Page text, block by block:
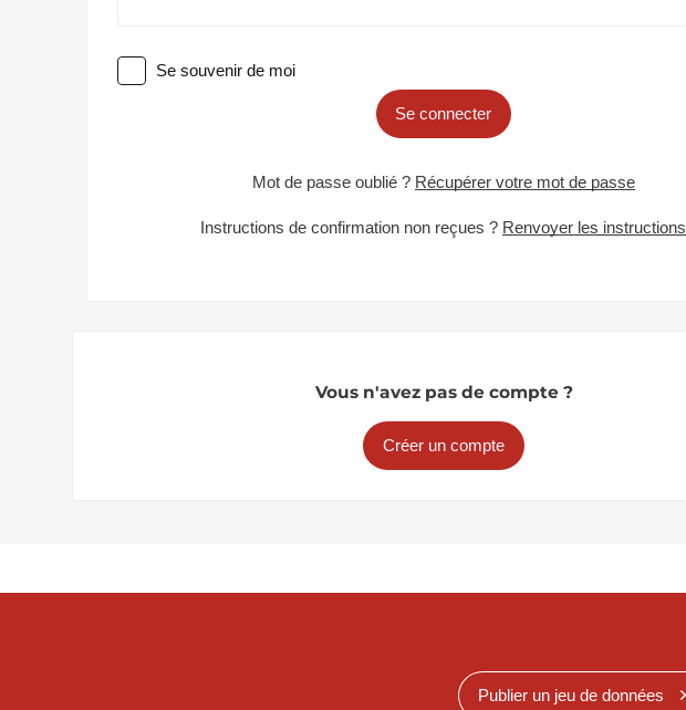
Se souvenir de moi
Se connecter
Mot de passe oublié ? Récupérer votre mot de passe
Instructions de confirmation non reçues ? Renvoyer les instructions
Vous n'avez pas de compte ?
Créer un compte
Publier un jeu de données